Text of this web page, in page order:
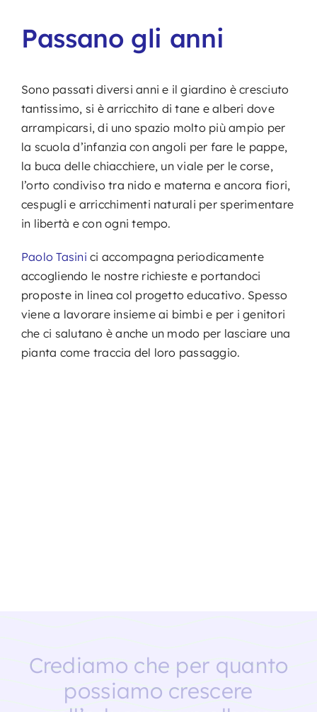
Passano gli anni
Sono passati diversi anni e il giardino è cresciuto
tantissimo, si è arricchito di tane e alberi dove
arrampicarsi, di uno spazio molto più ampio per
la scuola d’infanzia con angoli per fare le pappe,
la buca delle chiacchiere, un viale per le corse,
l’orto condiviso tra nido e materna e ancora fiori,
cespugli e arricchimenti naturali per sperimentare
in libertà e con ogni tempo.
Paolo Tasini ci accompagna periodicamente
accogliendo le nostre richieste e portandoci
proposte in linea col progetto educativo. Spesso
viene a lavorare insieme ai bimbi e per i genitori
che ci salutano è anche un modo per lasciare una
pianta come traccia del loro passaggio.
Crediamo che per quanto
possiamo crescere